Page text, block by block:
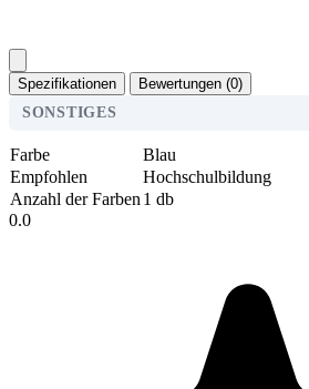
Spezifikationen
Bewertungen (0)
SONSTIGES
Farbe
Blau
Empfohlen
Hochschulbildung
Anzahl der Farben 1 db
0.0